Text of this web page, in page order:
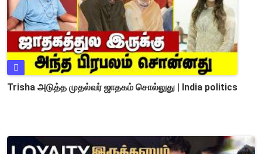
Trisha அடுத்த முதல்வர் ஜாதகம் சொல்லுது | India politics